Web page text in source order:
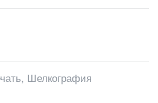
Шелкография